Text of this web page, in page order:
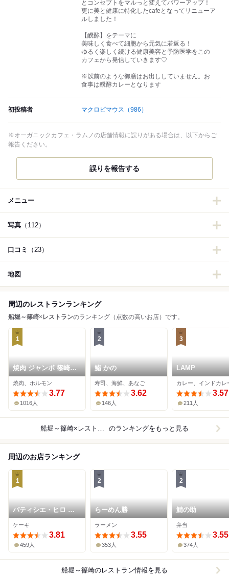
とコンセプトをマルっと変えてパワーアップ！
更に美と健康に特化したcafeとなってリニューア
ルしました！
【醗酵】をテーマに
美味しく食べて細胞から元気に若返る！
ゆるく楽しく続ける健康美容と予防医学をこの
カフェから発信していきます♡
※以前のような御膳はお出ししていません。お
食事は醗酵カレーとなります
初投稿者 マクロビマウス （986）
※オーガニックカフェ・ラムノの店舗情報に誤りがある場合は、以下からご
報告ください。
誤りを報告する
メニュー
写真 （112）
口コミ （23）
地図
周辺のレストランランキング
船堀～篠崎× レストランのランキング（点数の高いお店）です。
1
焼肉 ジャンボ 篠崎本
店
焼肉、ホルモン
3.77
1016人
2
鮨 かの
寿司、海鮮、あなご
3.62
146人
3
LAMP
カレー、インドカレ
3.57
211人
船堀～篠崎×レストラン のランキングをもっと見る
周辺のお店ランキング
1
パティシエ・ヒロ ヤ
マモト
ケーキ
3.81
459人
2
らーめん勝
ラーメン
3.55
353人
2
鯖の助
弁当
3.55
374人
船堀～篠崎のレストラン情報を見る